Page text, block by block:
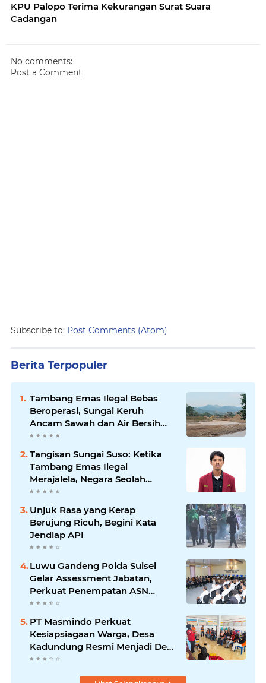
KPU Palopo Terima Kekurangan Surat Suara
Cadangan
No comments:
Post a Comment
Subscribe to: Post Comments (Atom)
Berita Terpopuler
Tambang Emas Ilegal Bebas
Beroperasi, Sungai Keruh
Ancam Sawah dan Air Bersih
Warga Luwu
Tangisan Sungai Suso: Ketika
Tambang Emas Ilegal
Merajalela, Negara Seolah
Memilih Diam
Unjuk Rasa yang Kerap
Berujung Ricuh, Begini Kata
Jendlap API
Luwu Gandeng Polda Sulsel
Gelar Assessment Jabatan,
Perkuat Penempatan ASN
Berbasis Kompetensi
PT Masmindo Perkuat
Kesiapsiagaan Warga, Desa
Kadundung Resmi Menjadi Desa
Tangguh Bencana